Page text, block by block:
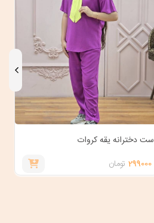
ست دخترانه یقه کروات
299000 تومان